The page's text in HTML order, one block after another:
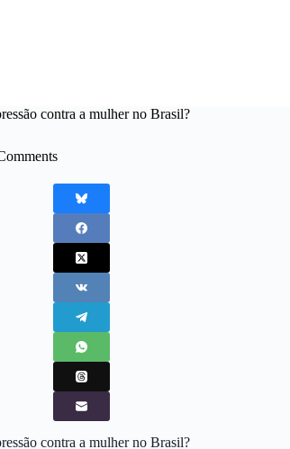
contra a mulher no Brasil?
contra a mulher no Brasil?